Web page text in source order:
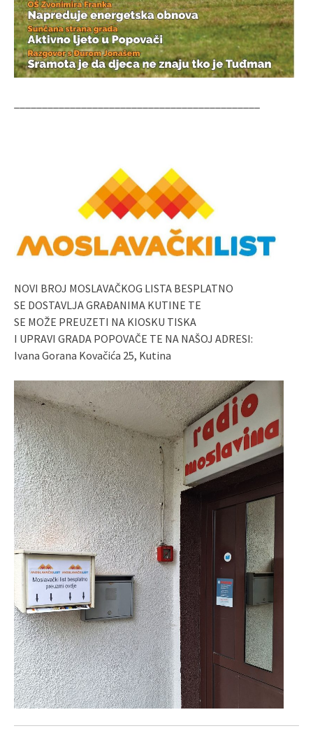
NOVI BROJ MOSLAVAČKOG LISTA BESPLATNO
SE DOSTAVLJA GRAĐANIMA KUTINE TE
SE MOŽE PREUZETI NA KIOSKU TISKA
I UPRAVI GRADA POPOVAČE TE NA NAŠOJ ADRESI:
Ivana Gorana Kovačića 25, Kutina